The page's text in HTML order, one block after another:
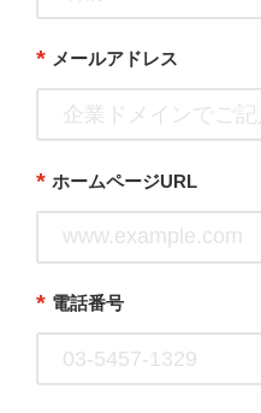
* メールアドレス
* ホームページURL
* 電話番号